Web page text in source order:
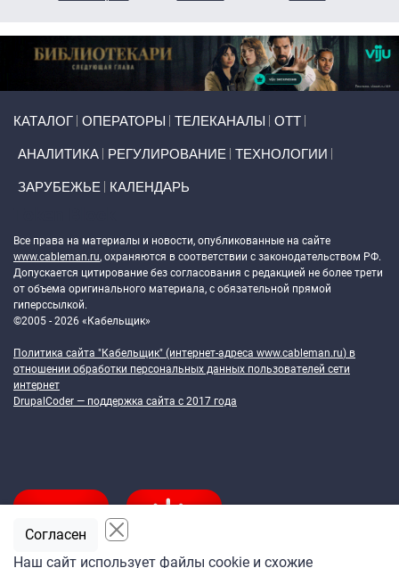
КАТАЛОГ ОПЕРАТОРЫ ТЕЛЕКАНАЛЫ ОТТ
АНАЛИТИКА РЕГУЛИРОВАНИЕ ТЕХНОЛОГИИ
ЗАРУБЕЖЬЕ КАЛЕНДАРЬ
Все права на материалы и новости, опубликованные на сайте
www.cableman.ru, охраняются в соответствии с законодательством РФ.
Допускается цитирование без согласования с редакцией не более трети
от объема оригинального материала, с обязательной прямой
гиперссылкой.
©2005 - 2026 «Кабельщик»
Политика сайта "Кабельщик" (интернет-адреса www.cableman.ru) в
отношении обработки персональных данных пользователей сети
интернет
DrupalCoder — поддержка сайта c 2017 года
Наш сайт использует файлы cookie и схожие
Согласен